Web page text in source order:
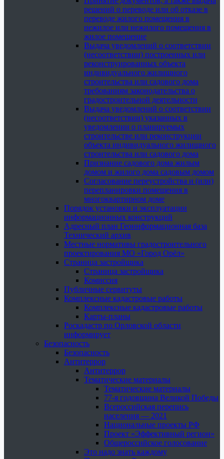
решений о переводе или об отказе в
переводе жилого помещения в
нежилое или нежилого помещения в
жилое помещение
Выдача уведомлений о соответствии
(несоответствии) построенных или
реконструированных объекта
индивидуального жилищного
строительства или садового дома
требованиям законодательства о
градостроительной деятельности
Выдача уведомлений о соответствии
(несоответствии) указанных в
уведомлении о планируемых
строительстве или реконструкции
объекта индивидуального жилищного
строительства или садового дома
Признание садового дома жилым
домом и жилого дома садовым домом
Согласование переустройства и (или)
перепланировки помещения в
многоквартирном доме
Порядок установки и эксплуатации
информационных конструкций
Адресный план Геоинформационная база
Технический архив
Местные нормативы градостроительного
проектирования МО «Город Орёл»
Страница застройщика
Страница застройщика
Комиссия
Публичные сервитуты
Комплексные кадастровые работы
Комплексные кадастровые работы
Карты-планы
Роскадастр по Орловской области
информирует
Безопасность
Безопасность
Антитеррор
Антитеррор
Тематические материалы
Тематические материалы
77-я годовщина Великой Победы
Всероссийская перепись
населения — 2021
Национальные проекты РФ
Проект «Эффективный регион»
Общероссийское голосование
Это надо знать каждому